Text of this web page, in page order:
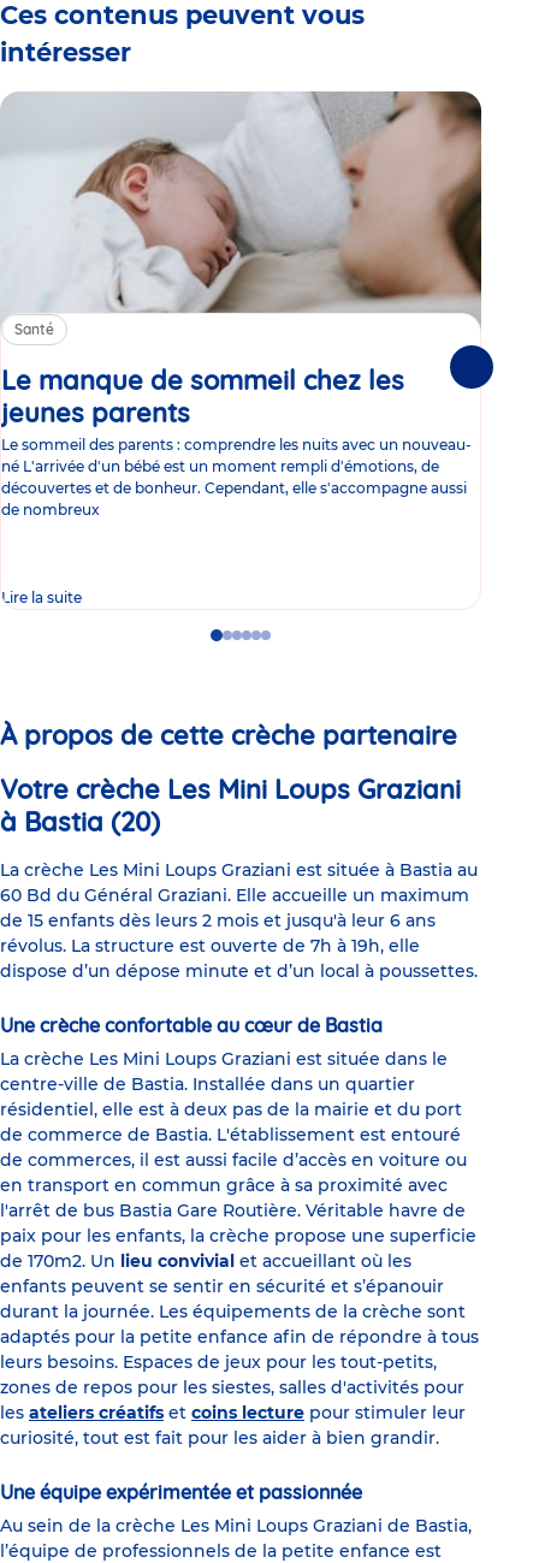
Ces contenus peuvent vous
intéresser
Santé
Le manque de sommeil chez les
jeunes parents
Le sommeil des parents : comprendre les nuits avec un nouveau-
né L'arrivée d'un bébé est un moment rempli d'émotions, de
découvertes et de bonheur. Cependant, elle s'accompagne aussi
de nombreux
Lire la suite
GoGoGoGo
GoGo
À propos de cette crèche partenaire
Votre crèche Les Mini Loups Graziani
à Bastia (20)
La crèche Les Mini Loups Graziani est située à Bastia au
60 Bd du Général Graziani. Elle accueille un maximum
de 15 enfants dès leurs 2 mois et jusqu'à leur 6 ans
révolus. La structure est ouverte de 7h à 19h, elle
dispose d’un dépose minute et d’un local à poussettes.
Une crèche confortable au cœur de Bastia
La crèche Les Mini Loups Graziani est située dans le
centre-ville de Bastia. Installée dans un quartier
résidentiel, elle est à deux pas de la mairie et du port
de commerce de Bastia. L'établissement est entouré
de commerces, il est aussi facile d’accès en voiture ou
en transport en commun grâce à sa proximité avec
l'arrêt de bus Bastia Gare Routière. Véritable havre de
paix pour les enfants, la crèche propose une superficie
de 170m2. Un lieu convivial et accueillant où les
enfants peuvent se sentir en sécurité et s’épanouir
durant la journée. Les équipements de la crèche sont
adaptés pour la petite enfance afin de répondre à tous
leurs besoins. Espaces de jeux pour les tout-petits,
zones de repos pour les siestes, salles d'activités pour
les ateliers créatifs et coins lecture pour stimuler leur
curiosité, tout est fait pour les aider à bien grandir.
Une équipe expérimentée et passionnée
Au sein de la crèche Les Mini Loups Graziani de Bastia,
l’équipe de professionnels de la petite enfance est